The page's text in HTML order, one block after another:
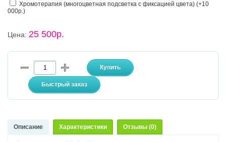
Хромотерапия (многоцветная подсветка с фиксацией цвета) (+10
000р.)
Цена:25 500р.
Описание Характеристики Отзывы (0)